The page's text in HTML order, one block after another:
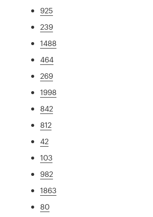
925
239
1488
464
269
1998
842
812
42
103
982
1863
80